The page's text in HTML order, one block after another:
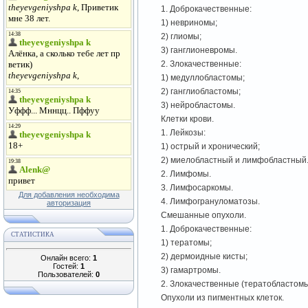
Для добавления необходима
авторизация
СТАТИСТИКА
Онлайн всего: 1
Гостей: 1
Пользователей: 0
1. Доброкачественные:
1) невриномы;
2) глиомы;
3) ганглионевромы.
2. Злокачественные:
1) медуллобластомы;
2) ганглиобластомы;
3) нейробластомы.
Клетки крови.
1. Лейкозы:
1) острый и хронический;
2) миелобластный и лимфобластный.
2. Лимфомы.
3. Лимфосаркомы.
4. Лимфогрануломатозы.
Смешанные опухоли.
1. Доброкачественные:
1) тератомы;
2) дермоидные кисты;
3) гамартромы.
2. Злокачественные
Опухоли из пигментных клеток.